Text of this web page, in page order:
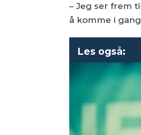
– Jeg ser frem
å komme i
Les også: